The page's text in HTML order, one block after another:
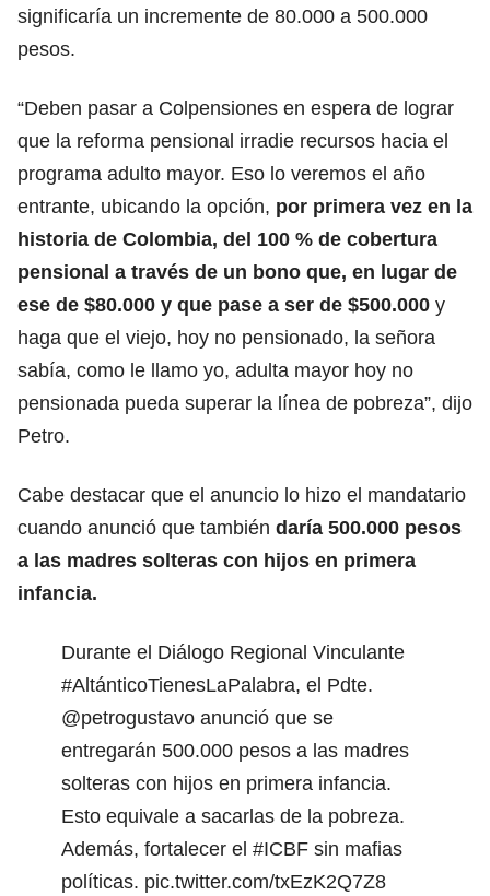
significaría un incremente de 80.000 a 500.000
pesos.
“Deben pasar a Colpensiones en espera de lograr
que la reforma pensional irradie recursos hacia el
programa adulto mayor. Eso lo veremos el año
entrante, ubicando la opción, por primera vez en la
historia de Colombia, del 100 % de cobertura
pensional a través de un bono que, en lugar de
ese de $80.000 y que pase a ser de $500.000 y
haga que el viejo, hoy no pensionado, la señora
sabía, como le llamo yo, adulta mayor hoy no
pensionada pueda superar la línea de pobreza”, dijo
Petro.
Cabe destacar que el anuncio lo hizo el mandatario
cuando anunció que también daría 500.000 pesos
a las madres solteras con hijos en primera
infancia.
Durante el Diálogo Regional Vinculante
#AltánticoTienesLaPalabra, el Pdte.
@petrogustavo anunció que se
entregarán 500.000 pesos a las madres
solteras con hijos en primera infancia.
Esto equivale a sacarlas de la pobreza.
Además, fortalecer el #ICBF sin mafias
políticas. pic.twitter.com/txEzK2Q7Z8